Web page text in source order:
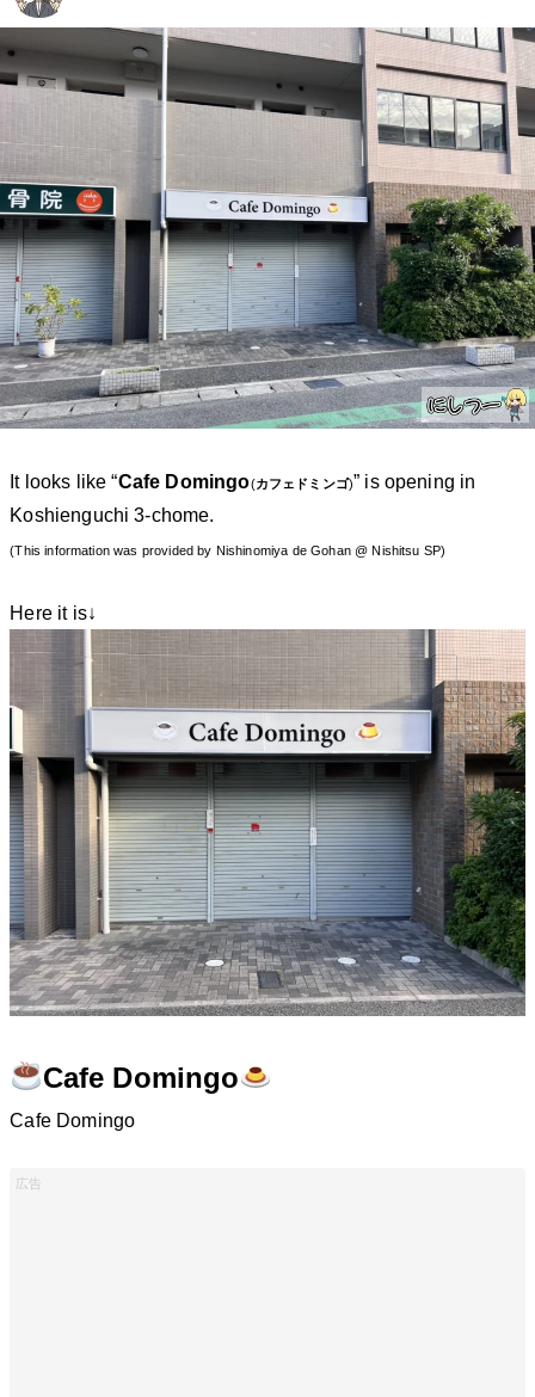
It looks like “Cafe Domingo(カフェドミンゴ)” is opening in
Koshienguchi 3-chome.
(This information was provided by Nishinomiya de Gohan @ Nishitsu SP)
Here it is↓
Cafe Domingo
Cafe Domingo